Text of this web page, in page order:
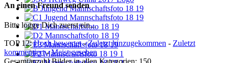
An einen Freund senden
Bitte logge Dich zuerst ein...
TOP 12:Hoch bewertet-Zuletzt hinzugekommen - Zuletzt
kommentiert-Meist gesehen